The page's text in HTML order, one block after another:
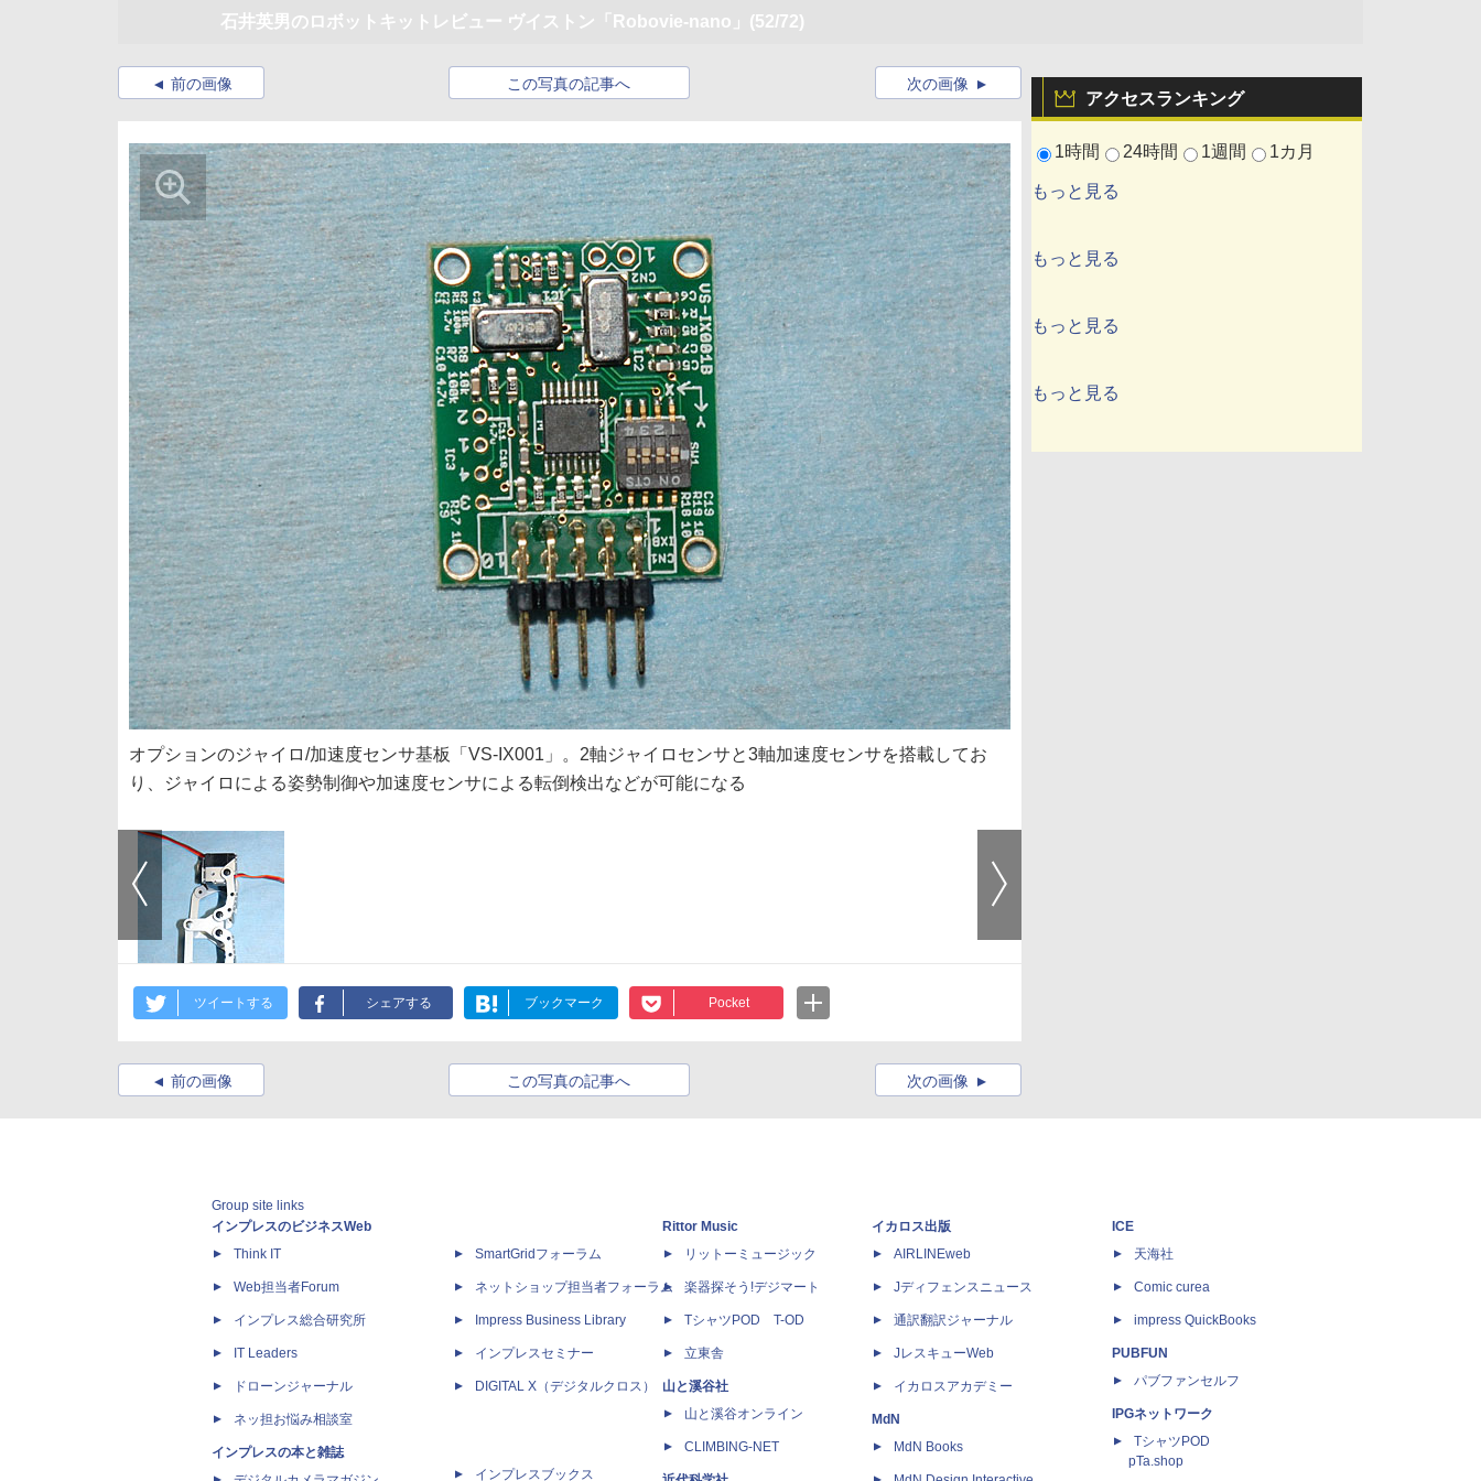
石井英男のロボットキットレビュー ヴイストン「Robovie-nano」 (52/72)
アクセスランキング
1時間 24時間 1週間 1カ月
もっと見る
もっと見る
もっと見る
もっと見る
前の画像 この写真の記事へ 次の画像
オプションのジャイロ/加速度センサ基板「VS-IX001」。2軸ジャイロセンサと3軸加速度センサを搭載してお
り、ジャイロによる姿勢制御や加速度センサによる転倒検出などが可能になる
ツイートする シェアする ブックマーク Pocket
前の画像 この写真の記事へ 次の画像
Group site links
インプレスのビジネスWeb
Think IT
Web担当者Forum
インプレス総合研究所
IT Leaders
ドローンジャーナル
ネッ担お悩み相談室
インプレスの本と雑誌
SmartGridフォーラム
ネットショップ担当者フォーラム
Impress Business Library
インプレスセミナー
DIGITAL X（デジタルクロス）
インプレスブックス
Rittor Music
リットーミュージック
楽器探そう!デジマート
TシャツPOD T-OD
立東舎
山と溪谷社
山と溪谷オンライン
CLIMBING-NET
イカロス出版
AIRLINEweb
Jディフェンスニュース
通訳翻訳ジャーナル
JレスキューWeb
イカロスアカデミー
MdN
MdN Books
ICE
天海社
Comic curea
impress QuickBooks
PUBFUN
パブファンセルフ
IPGネットワーク
TシャツPOD
pTa.shop